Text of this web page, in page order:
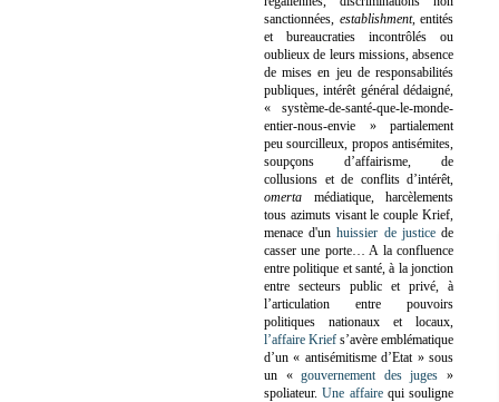
sanctionnées, establishment, entités
et bureaucraties incontrôlés ou
oublieux de leurs missions, absence
de mises en jeu de responsabilités
publiques, intérêt général dédaigné,
« système-de-santé-que-le-monde-
entier-nous-envie » partialement
peu sourcilleux, propos antisémites,
soupçons d’affairisme, de
collusions et de conflits d’intérêt,
omerta médiatique, harcèlements
tous azimuts visant le couple Krief,
menace d'unhuissier de justicede
casser une porte… A la confluence
entre politique et santé, à la jonction
entre secteurs public et privé, à
l’articulation entre pouvoirs
politiques nationaux et locaux,
l’affaire Krief s’avère emblématique
d’un « antisémitisme d’Etat » sous
un «gouvernement des juges »
spoliateur.Une affairequi souligne